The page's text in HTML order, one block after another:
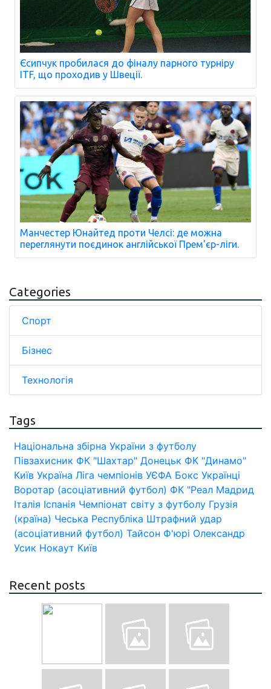
Єсипчук пробилася до фіналу парного турніру
ITF, що проходив у Швеції.
Манчестер Юнайтед проти Челсі: де можна
переглянути поєдинок англійської Прем'єр-ліги.
Categories
Спорт
Бізнес
Технологія
Tags
Національна збірна України з футболу
Півзахисник ФК "Шахтар" Донецьк ФК "Динамо"
Київ Україна Ліга чемпіонів УЄФА Бокс Українці
Воротар (асоціативний футбол) ФК "Реал Мадрид
Італія Іспанія Чемпіонат світу з футболу Грузія
(країна) Чеська Республіка Штрафний удар
(асоціативний футбол) Тайсон Ф'юрі Олександр
Усик Нокаут Київ
Recent posts